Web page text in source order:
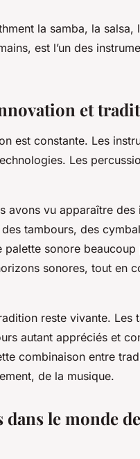
la samba, la
est l’un des
et
est constante. Les
Les
avons vu apparaître
tambours, des
sonore
sonores, tout en
reste vivante. Les
autant appréciés et
combinaison entre
de la musique.
le monde